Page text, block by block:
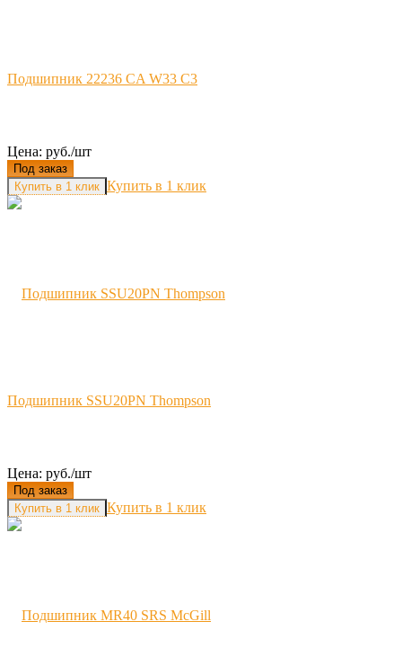
Подшипник 22236 CA W33 C3
Цена: руб./шт
Под заказ
Купить в 1 клик
Подшипник SSU20PN Thompson
Цена: руб./шт
Под заказ
Купить в 1 клик